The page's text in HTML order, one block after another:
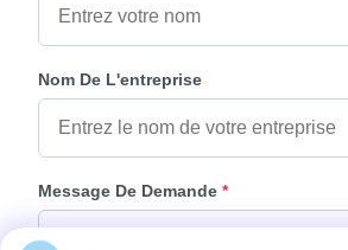
Nom De L'entreprise
Message De Demande *